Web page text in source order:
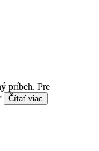
príbeh. Pre
Čítať viac